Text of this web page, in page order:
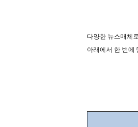
다양한 뉴스매체
아래에서 한 번에